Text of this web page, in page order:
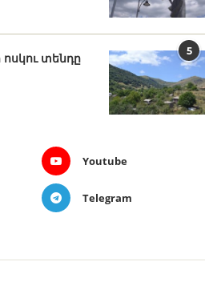
5
տենդը
Youtube
Telegram